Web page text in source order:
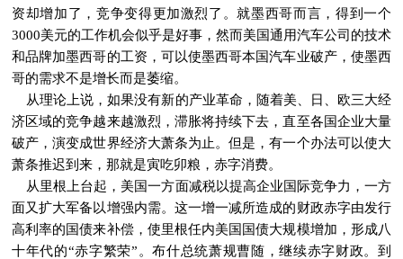
资却增加了，竞争变得更加激烈了。就墨西哥而言，得到一个
3000美元的工作机会似乎是好事，然而美国通用汽车公司的技术
和品牌加墨西哥的工资，可以使墨西哥本国汽车业破产，使墨西
哥的需求不是增长而是萎缩。
从理论上说，如果没有新的产业革命，随着美、日、欧三大经
济区域的竞争越来越激烈，滞胀将持续下去，直至各国企业大量
破产，演变成世界经济大萧条为止。但是，有一个办法可以使大
萧条推迟到来，那就是寅吃卯粮，赤字消费。
从里根上台起，美国一方面减税以提高企业国际竞争力，一方
面又扩大军备以增强内需。这一增一减所造成的财政赤字由发行
高利率的国债来补偿，使里根任内美国国债大规模增加，形成八
十年代的“赤字繁荣”。布什总统萧规曹随，继续赤字财政。到